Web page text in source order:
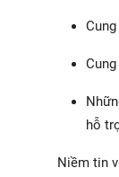
hỗ
Niềm tin